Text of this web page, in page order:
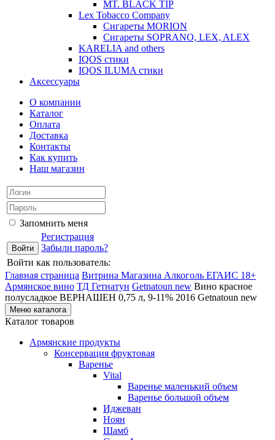
MT. BLACK TIP
Lex Tobacco Company
Сигареты MORION
Сигареты SOPRANO, LEX, ALEX
KARELIA and others
IQOS стики
IQOS ILUMA стики
Аксессуары
О компании
Каталог
Оплата
Доставка
Контакты
Как купить
Наш магазин
Запомнить меня
Регистрация
Забыли пароль?
Войти как пользователь:
Главная страница Витрина Магазина Алкоголь ЕГАИС 18+
Армянское вино ТД Гетнатун Getnatoun new Вино красное
полусладкое ВЕРНАШЕН 0,75 л, 9-11% 2016 Getnatoun new
Меню каталога
Каталог товаров
Армянские продукты
Консервация фруктовая
Варенье
Vital
Варенье маленький объем
Варенье большой объем
Иджеван
Ноян
Шамб